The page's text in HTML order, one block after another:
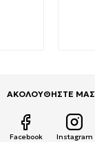
ΑΚΟΛΟΥΘΗΣΤΕ ΜΑΣ
Facebook Instagram